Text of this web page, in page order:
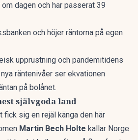
dagen och har passerat 39
och höjer räntorna på egen
upprustning och pandemitidens
räntenivåer ser ekvationen
på bolånet.
självgoda land
fick sig en rejäl känga den här
Martin Bech Holte kallar Norge